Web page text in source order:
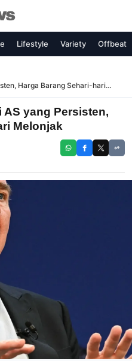
Lifestyle Variety Offbeat
Harga Barang Sehari-hari
yang Persisten,
Melonjak